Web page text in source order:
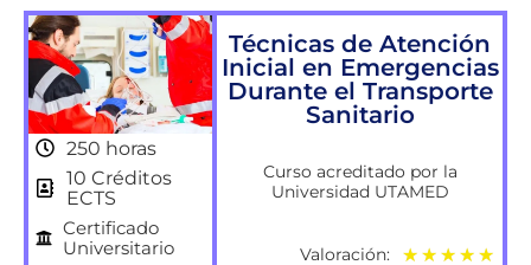
250 horas
10 Créditos
ECTS
Certificado
Universitario
Técnicas de Atención
Inicial en Emergencias
Durante el Transporte
Sanitario
Curso acreditado por la
Universidad UTAMED
Valoración: ★ ★ ★ ★ ★